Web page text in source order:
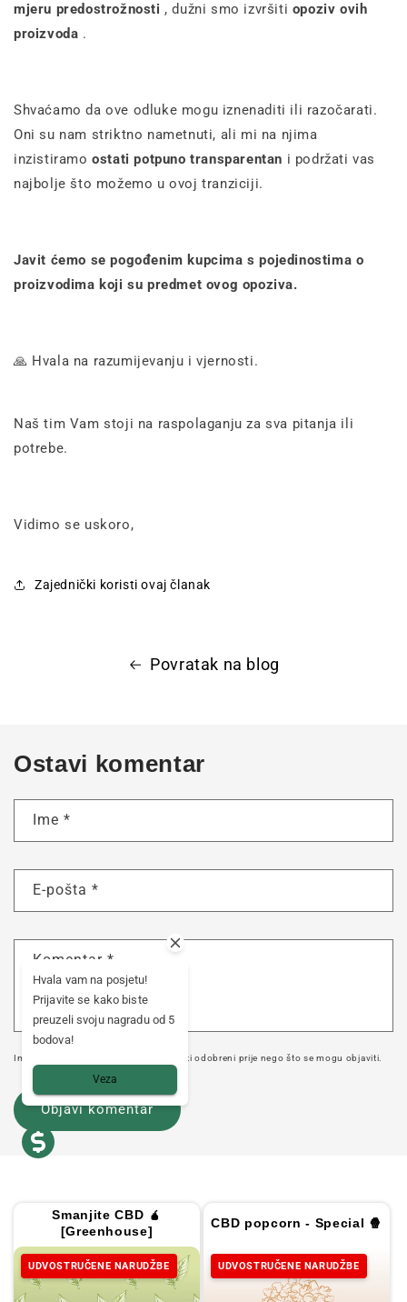
mjeru predostrožnosti , dužni smo izvršiti opoziv ovih
proizvoda .
Shvaćamo da ove odluke mogu iznenaditi ili razočarati.
Oni su nam striktno nametnuti, ali mi na njima
inzistiramo ostati potpuno transparentan i podržati vas
najbolje što možemo u ovoj tranziciji.
Javit ćemo se pogođenim kupcima s pojedinostima o
proizvodima koji su predmet ovog opoziva.
🙏 Hvala na razumijevanju i vjernosti.
Naš tim Vam stoji na raspolaganju za sva pitanja ili
potrebe.
Vidimo se uskoro,
Zajednički koristi ovaj članak
Povratak na blog
Ostavi komentar
Ime *
E-pošta *
Komentar *
Imajte na umu da komentari moraju biti odobreni prije nego što se mogu objaviti.
Smanjite CBD 🧉
[Greenhouse]
UDVOSTRUČENE NARUDŽBE
CBD popcorn - Special 🍿
UDVOSTRUČENE NARUDŽBE
Hvala vam na posjetu!
Prijavite se kako biste
preuzeli svoju nagradu od 5
bodova!
Veza